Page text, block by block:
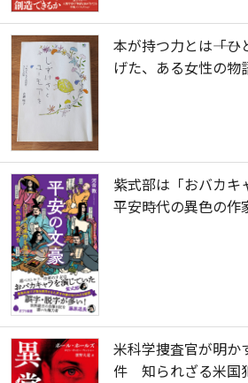
本が持つ力とは――「
げた、ある女性の物
紫式部は「おバカ
平安時代の異色の作
米科学捜査官が明か
件 知られざる米国